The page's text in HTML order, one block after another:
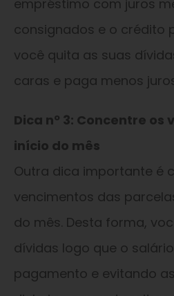
empréstimo com juros
consignados e o crédito
você quita as suas
caras e paga menos
Dica nº 3: Concentre os
início do mês
Outra dica importante é
vencimentos das
do mês. Desta forma,
dívidas logo que o
pagamento e evitando